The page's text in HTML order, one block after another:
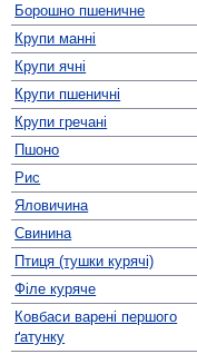
Борошно пшеничне
Крупи манні
Крупи ячні
Крупи пшеничні
Крупи гречані
Пшоно
Рис
Яловичина
Свинина
Птиця (тушки курячі)
Філе куряче
Ковбаси варені першого
ґатунку